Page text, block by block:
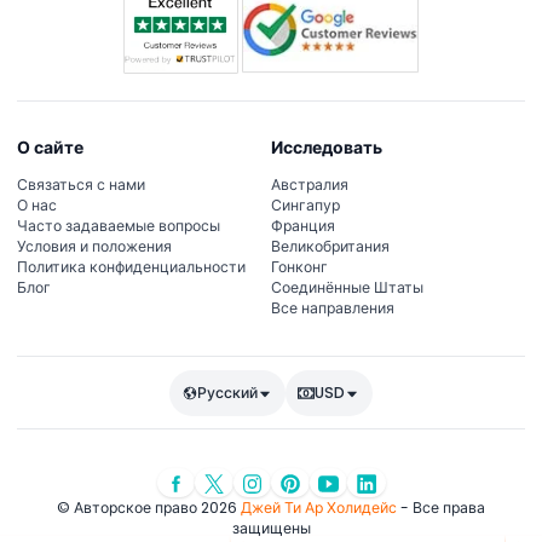
О сайте
Связаться с нами
О нас
Часто задаваемые вопросы
Условия и положения
Политика конфиденциальности
Блог
Исследовать
Австралия
Сингапур
Франция
Великобритания
Гонконг
Соединённые Штаты
Все направления
Русский USD
© Авторское право 2026 Джей Ти Ар Холидейс- Все права
защищены